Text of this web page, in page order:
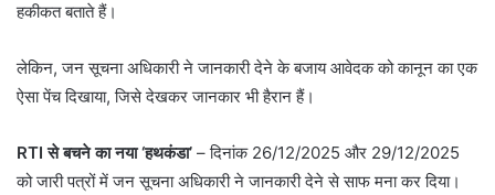
हकीकत बताते हैं।
​लेकिन, जन सूचना अधिकारी ने जानकारी देने के बजाय आवेदक को कानून का एक
ऐसा पेंच दिखाया, जिसे देखकर जानकार भी हैरान हैं।
RTI से बचने का नया ‘हथकंडा’ – ​दिनांक 26/12/2025 और 29/12/2025
को जारी पत्रों में जन सूचना अधिकारी ने जानकारी देने से साफ मना कर दिया।